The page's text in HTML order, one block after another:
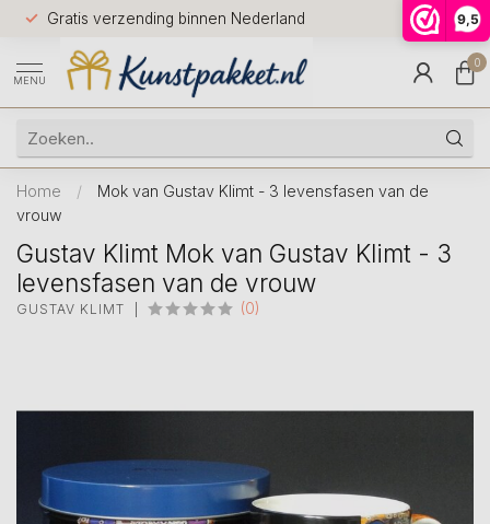
9,5
Gratis verzending binnen Nederland
Voor
huis
9.5
MENU
0
Home /
Mok van Gustav Klimt - 3 levensfasen van de
vrouw
Gustav Klimt Mok van Gustav Klimt - 3
levensfasen van de vrouw
GUSTAV KLIMT (0)